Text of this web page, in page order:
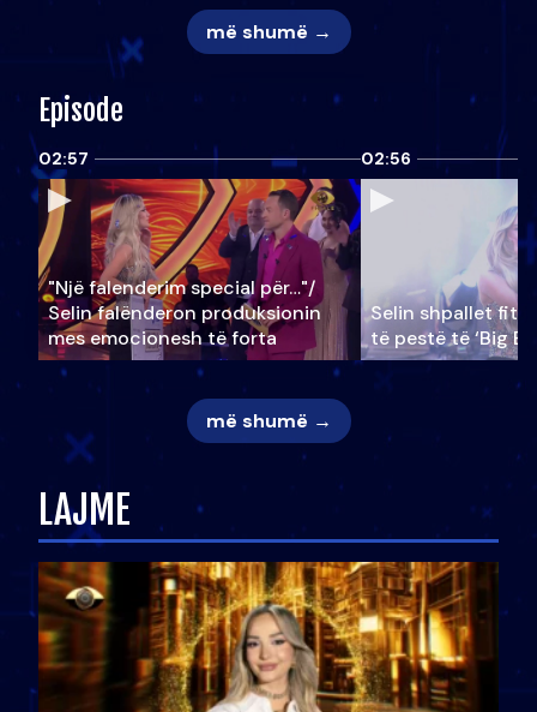
më shumë →
Episode
02:57
"Një falenderim special për…"/
Selin falënderon produksionin
mes emocionesh të forta
02:56
Selin shpallet
të pestë të ‘Big
më shumë →
LAJME